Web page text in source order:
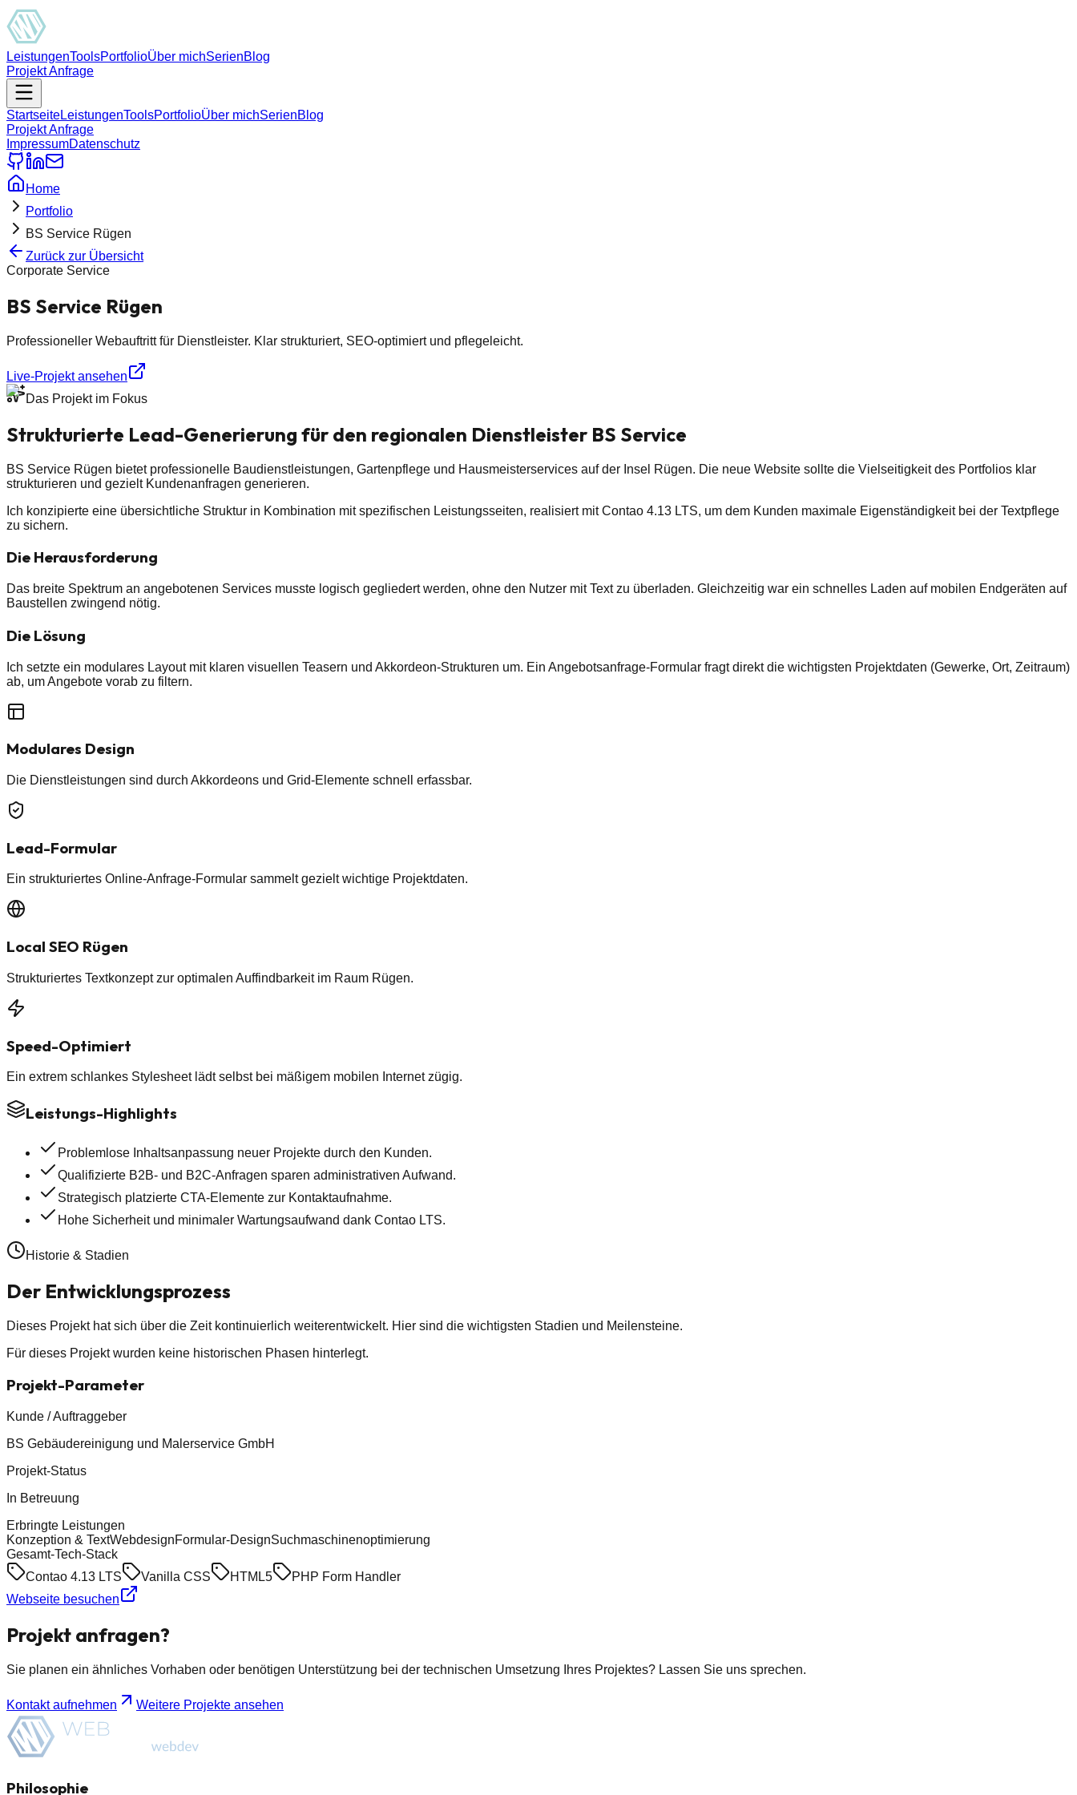
LeistungenToolsPortfolioÜber michSerienBlog
Projekt Anfrage
StartseiteLeistungenToolsPortfolioÜber michSerienBlog
Projekt Anfrage
ImpressumDatenschutz
Home
Portfolio
BS Service Rügen
Zurück zur Übersicht
Corporate Service
BS Service Rügen
Professioneller Webauftritt für Dienstleister. Klar strukturiert, SEO-optimiert und pflegeleicht.
Live-Projekt ansehen
Das Projekt im Fokus
Strukturierte Lead-Generierung für den regionalen Dienstleister BS Service
BS Service Rügen bietet professionelle Baudienstleistungen, Gartenpflege und Hausmeisterservices auf der Insel Rügen. Die neue Website sollte die Vielseitigkeit des Portfolios klar
strukturieren und gezielt Kundenanfragen generieren.
Ich konzipierte eine übersichtliche Struktur in Kombination mit spezifischen Leistungsseiten, realisiert mit Contao 4.13 LTS, um dem Kunden maximale Eigenständigkeit bei der Textpflege
zu sichern.
Die Herausforderung
Das breite Spektrum an angebotenen Services musste logisch gegliedert werden, ohne den Nutzer mit Text zu überladen. Gleichzeitig war ein schnelles Laden auf mobilen Endgeräten auf
Baustellen zwingend nötig.
Die Lösung
Ich setzte ein modulares Layout mit klaren visuellen Teasern und Akkordeon-Strukturen um. Ein Angebotsanfrage-Formular fragt direkt die wichtigsten Projektdaten (Gewerke, Ort, Zeitraum)
ab, um Angebote vorab zu filtern.
Modulares Design
Die Dienstleistungen sind durch Akkordeons und Grid-Elemente schnell erfassbar.
Lead-Formular
Ein strukturiertes Online-Anfrage-Formular sammelt gezielt wichtige Projektdaten.
Local SEO Rügen
Strukturiertes Textkonzept zur optimalen Auffindbarkeit im Raum Rügen.
Speed-Optimiert
Ein extrem schlankes Stylesheet lädt selbst bei mäßigem mobilen Internet zügig.
Leistungs-Highlights
Problemlose Inhaltsanpassung neuer Projekte durch den Kunden.
Qualifizierte B2B- und B2C-Anfragen sparen administrativen Aufwand.
Strategisch platzierte CTA-Elemente zur Kontaktaufnahme.
Hohe Sicherheit und minimaler Wartungsaufwand dank Contao LTS.
Historie & Stadien
Der Entwicklungsprozess
Dieses Projekt hat sich über die Zeit kontinuierlich weiterentwickelt. Hier sind die wichtigsten Stadien und Meilensteine.
Für dieses Projekt wurden keine historischen Phasen hinterlegt.
Projekt-Parameter
Kunde / Auftraggeber
BS Gebäudereinigung und Malerservice GmbH
Projekt-Status
In Betreuung
Erbringte Leistungen
Konzeption & TextWebdesignFormular-DesignSuchmaschinenoptimierung
Gesamt-Tech-Stack
Contao 4.13 LTS
Vanilla CSS HTML5
PHP Form Handler
Webseite besuchen
Projekt anfragen?
Sie planen ein ähnliches Vorhaben oder benötigen Unterstützung bei der technischen Umsetzung Ihres Projektes? Lassen Sie uns sprechen.
Kontakt aufnehmen Weitere Projekte ansehen
Philosophie